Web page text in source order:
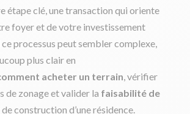
étape clé, une transaction qui oriente
foyer et de votre investissement
processus peut sembler complexe,
plus clair en
acheter un terrain, vérifier
de zonage et valider la faisabilité de
de construction d’une résidence.